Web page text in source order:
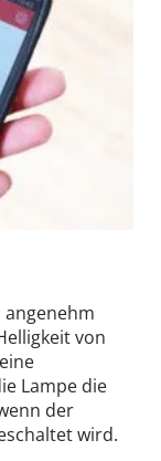
von
Lampe die
der
wird.